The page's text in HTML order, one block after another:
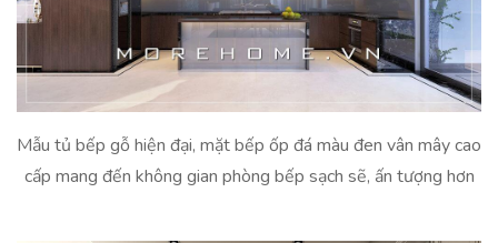
Mẫu tủ bếp gỗ hiện đại, mặt bếp ốp đá màu đen vân mây cao
cấp mang đến không gian phòng bếp sạch sẽ, ấn tượng hơn